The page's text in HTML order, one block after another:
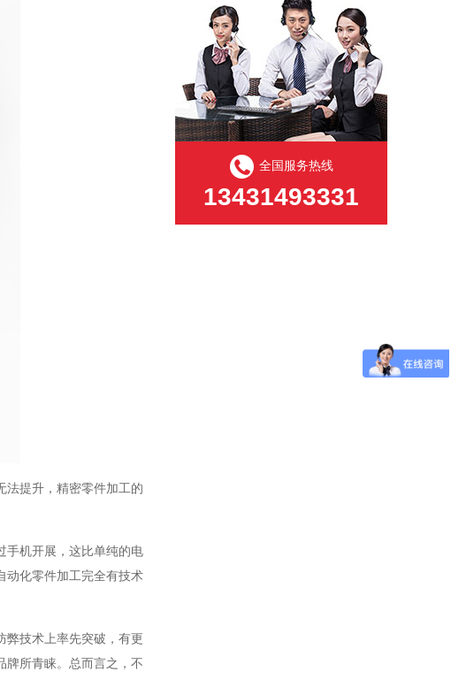
法提升，精密零件加工的
手机开展，这比单纯的电
动化零件加工完全有技术
弊技术上率先突破，有更
牌所青睐。总而言之，不
全国服务热线
13431493331